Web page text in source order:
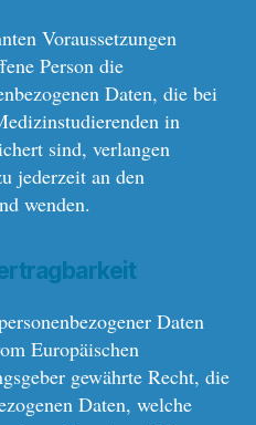
Voraussetzungen
Person die
Daten, die bei
in
sind, verlangen
jederzeit an den
wenden.
Daten
Europäischen
gewährte Recht, die
Daten, welche